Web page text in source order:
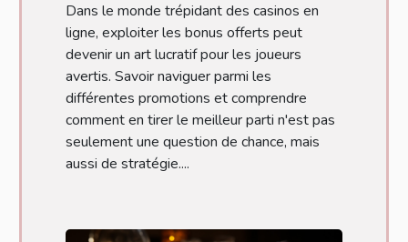
Dans le monde trépidant des casinos en
ligne, exploiter les bonus offerts peut
devenir un art lucratif pour les joueurs
avertis. Savoir naviguer parmi les
différentes promotions et comprendre
comment en tirer le meilleur parti n'est pas
seulement une question de chance, mais
aussi de stratégie....